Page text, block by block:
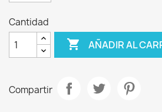
Cantidad
 AÑADIR AL
Compartir